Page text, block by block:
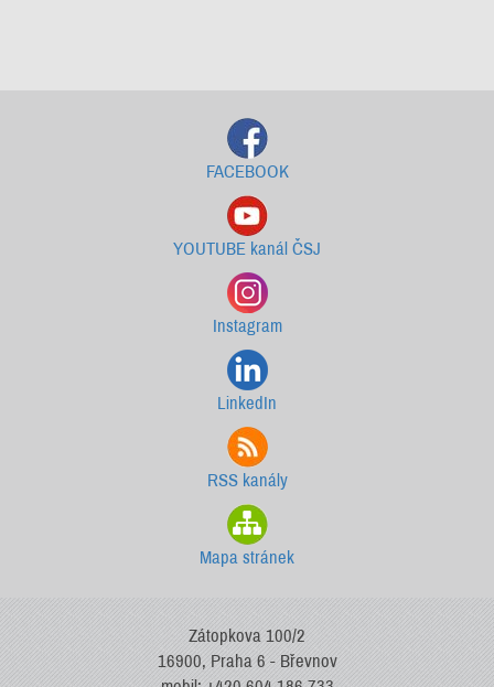
FACEBOOK
YOUTUBE kanál ČSJ
Instagram
LinkedIn
RSS kanály
Mapa stránek
Zátopkova 100/2
16900, Praha 6 - Břevnov